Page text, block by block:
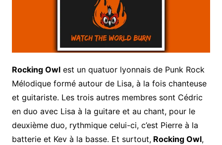
Rocking Owlest un quatuor lyonnais de Punk Rock
Mélodique formé autour de Lisa, à la fois chanteuse
et guitariste. Les trois autres membres sont Cédric
en duo avec Lisa à la guitare et au chant, pour le
deuxième duo, rythmique celui-ci, c’est Pierre à la
batterie et Kev à la basse. Et surtout,Rocking Owl,